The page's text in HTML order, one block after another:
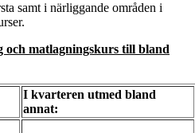
samt i närliggande områden i
matlagningskurs till bland
I kvarteren utmed bland
annat: